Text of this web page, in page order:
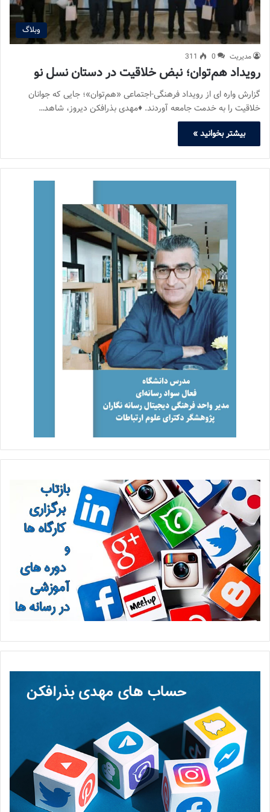
وبلاگ
مدیریت 0
311
رویداد هم‌توان؛ نبض خلاقیت در دستان نسل نو
گزارش واره ای از رویداد فرهنگی-اجتماعی «هم‌توان»؛ جایی که جوانان
خلاقیت را به خدمت جامعه آوردند. ♦مهدی بذرافکن دیروز، شاهد…
بیشتر بخوانید »